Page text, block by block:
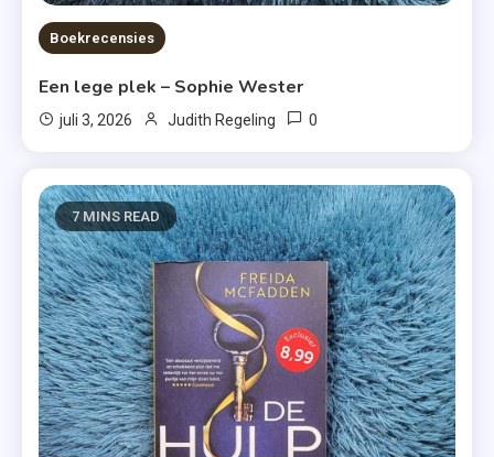
Boekrecensies
Een lege plek – Sophie Wester
juli 3, 2026 Judith Regeling 0
7 MINS READ